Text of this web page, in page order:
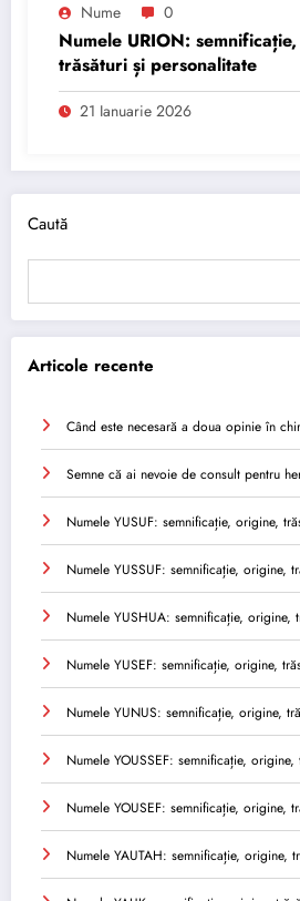
Nume 0
Numele URION:
trăsături și personalitate
21 Ianuarie 2026
Caută
Articole recente
Când este necesară a doua opinie în
Semne că ai nevoie de consult pentru
Numele YUSUF: semnificație, origine,
Numele YUSSUF: semnificație, origine,
Numele YUSHUA: semnificație, origine,
Numele YUSEF: semnificație, origine,
Numele YUNUS: semnificație, origine,
Numele YOUSSEF: semnificație,
Numele YOUSEF: semnificație, origine,
Numele YAUTAH: semnificație, origine,